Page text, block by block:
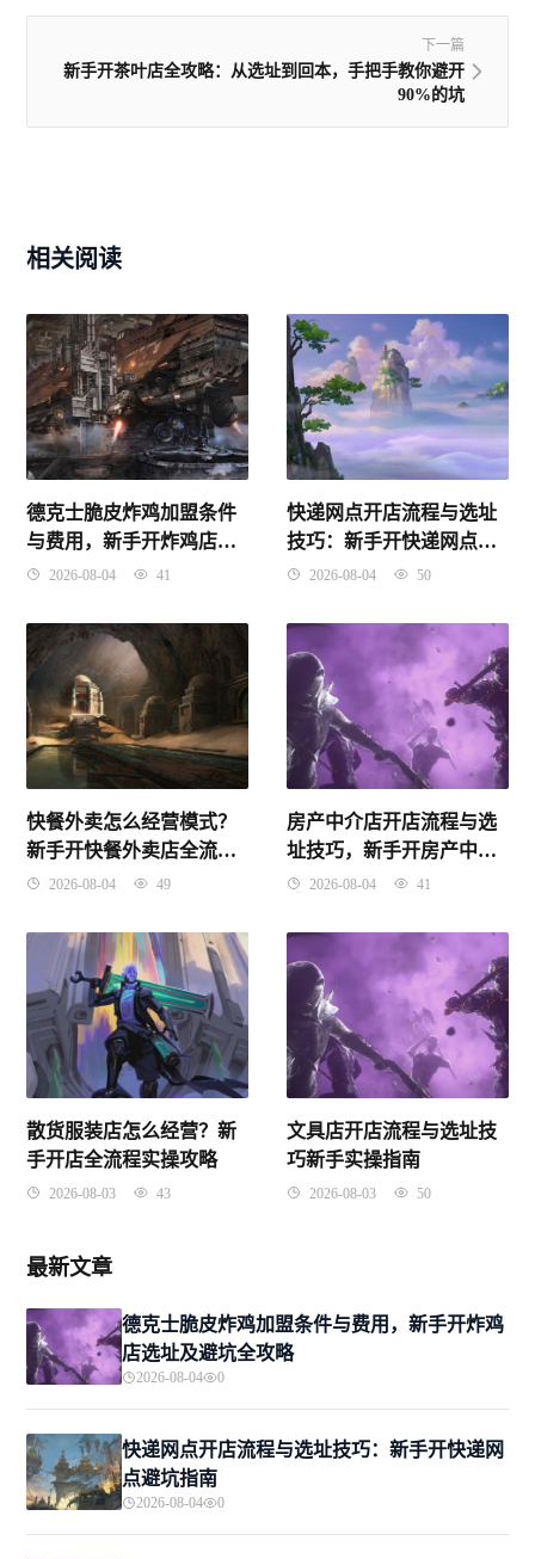
下一篇
新手开茶叶店全攻略：从选址到回本，手把手教你避开
90%的坑
相关阅读
德克士脆皮炸鸡加盟条件
与费用，新手开炸鸡店选
址及避坑全攻略
2026-08-04 41
快递网点开店流程与选址
技巧：新手开快递网点避
坑指南
2026-08-04 50
快餐外卖怎么经营模式？
新手开快餐外卖店全流程
指南2026-08-04 49
房产中介店开店流程与选
址技巧，新手开房产中介
店避坑指南
2026-08-04 41
散货服装店怎么经营？新
手开店全流程实操攻略
2026-08-03 43
文具店开店流程与选址技
巧新手实操指南
2026-08-03 50
最新文章
德克士脆皮炸鸡加盟条件与费用，新手开炸鸡
店选址及避坑全攻略
2026-08-04 0
快递网点开店流程与选址技巧：新手开快递网
点避坑指南
2026-08-04 0